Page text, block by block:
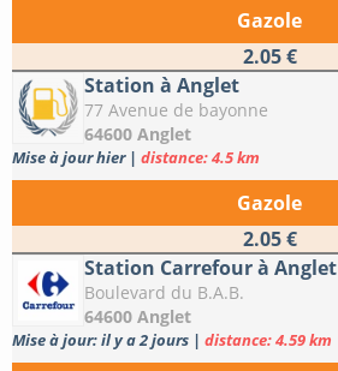
Gazole
2.05 €
Station à Anglet
77 Avenue de bayonne
64600 Anglet
Mise à jour hier | distance: 4.5 km
Gazole
2.05 €
Station Carrefour à Anglet
Boulevard du B.A.B.
64600 Anglet
Mise à jour: il y a 2 jours | distance: 4.59 km